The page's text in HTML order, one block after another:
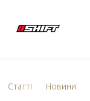
Статті Новини